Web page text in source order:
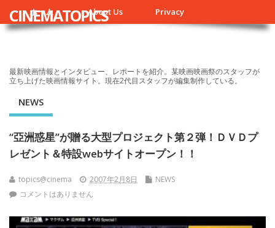
ホーム About Us Privacy
CINEMATOPICS
最新映画情報とインタビュー、レポートを紹介。某映画映画祭のスタッフが
立ち上げた映画情報サイト。現在2代目スタッフが編集制作している。
NEWS
“亞洲惑星”が贈る大型プロジェクト第２弾！ＤＶＤプ
レゼント＆特設webサイトオープン！！
topics@cinema 2007年2月8日
NEWS
コメントはありません